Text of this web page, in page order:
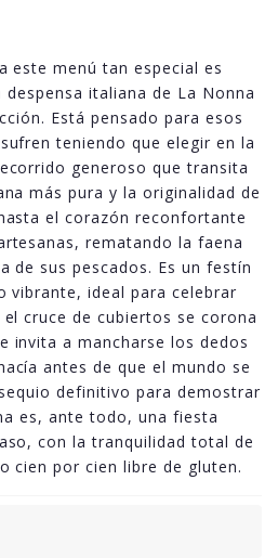
este menú tan especial es
italiana de La Nonna
Está pensado para esos
teniendo que elegir en la
generoso que transita
más pura y la originalidad de
el corazón reconfortante
rematando la faena
de sus pescados. Es un festín
vibrante, ideal para celebrar
cruce de cubiertos se corona
invita a mancharse los dedos
antes de que el mundo se
definitivo para demostrar
es, ante todo, una fiesta
con la tranquilidad total de
cien por cien libre de gluten.